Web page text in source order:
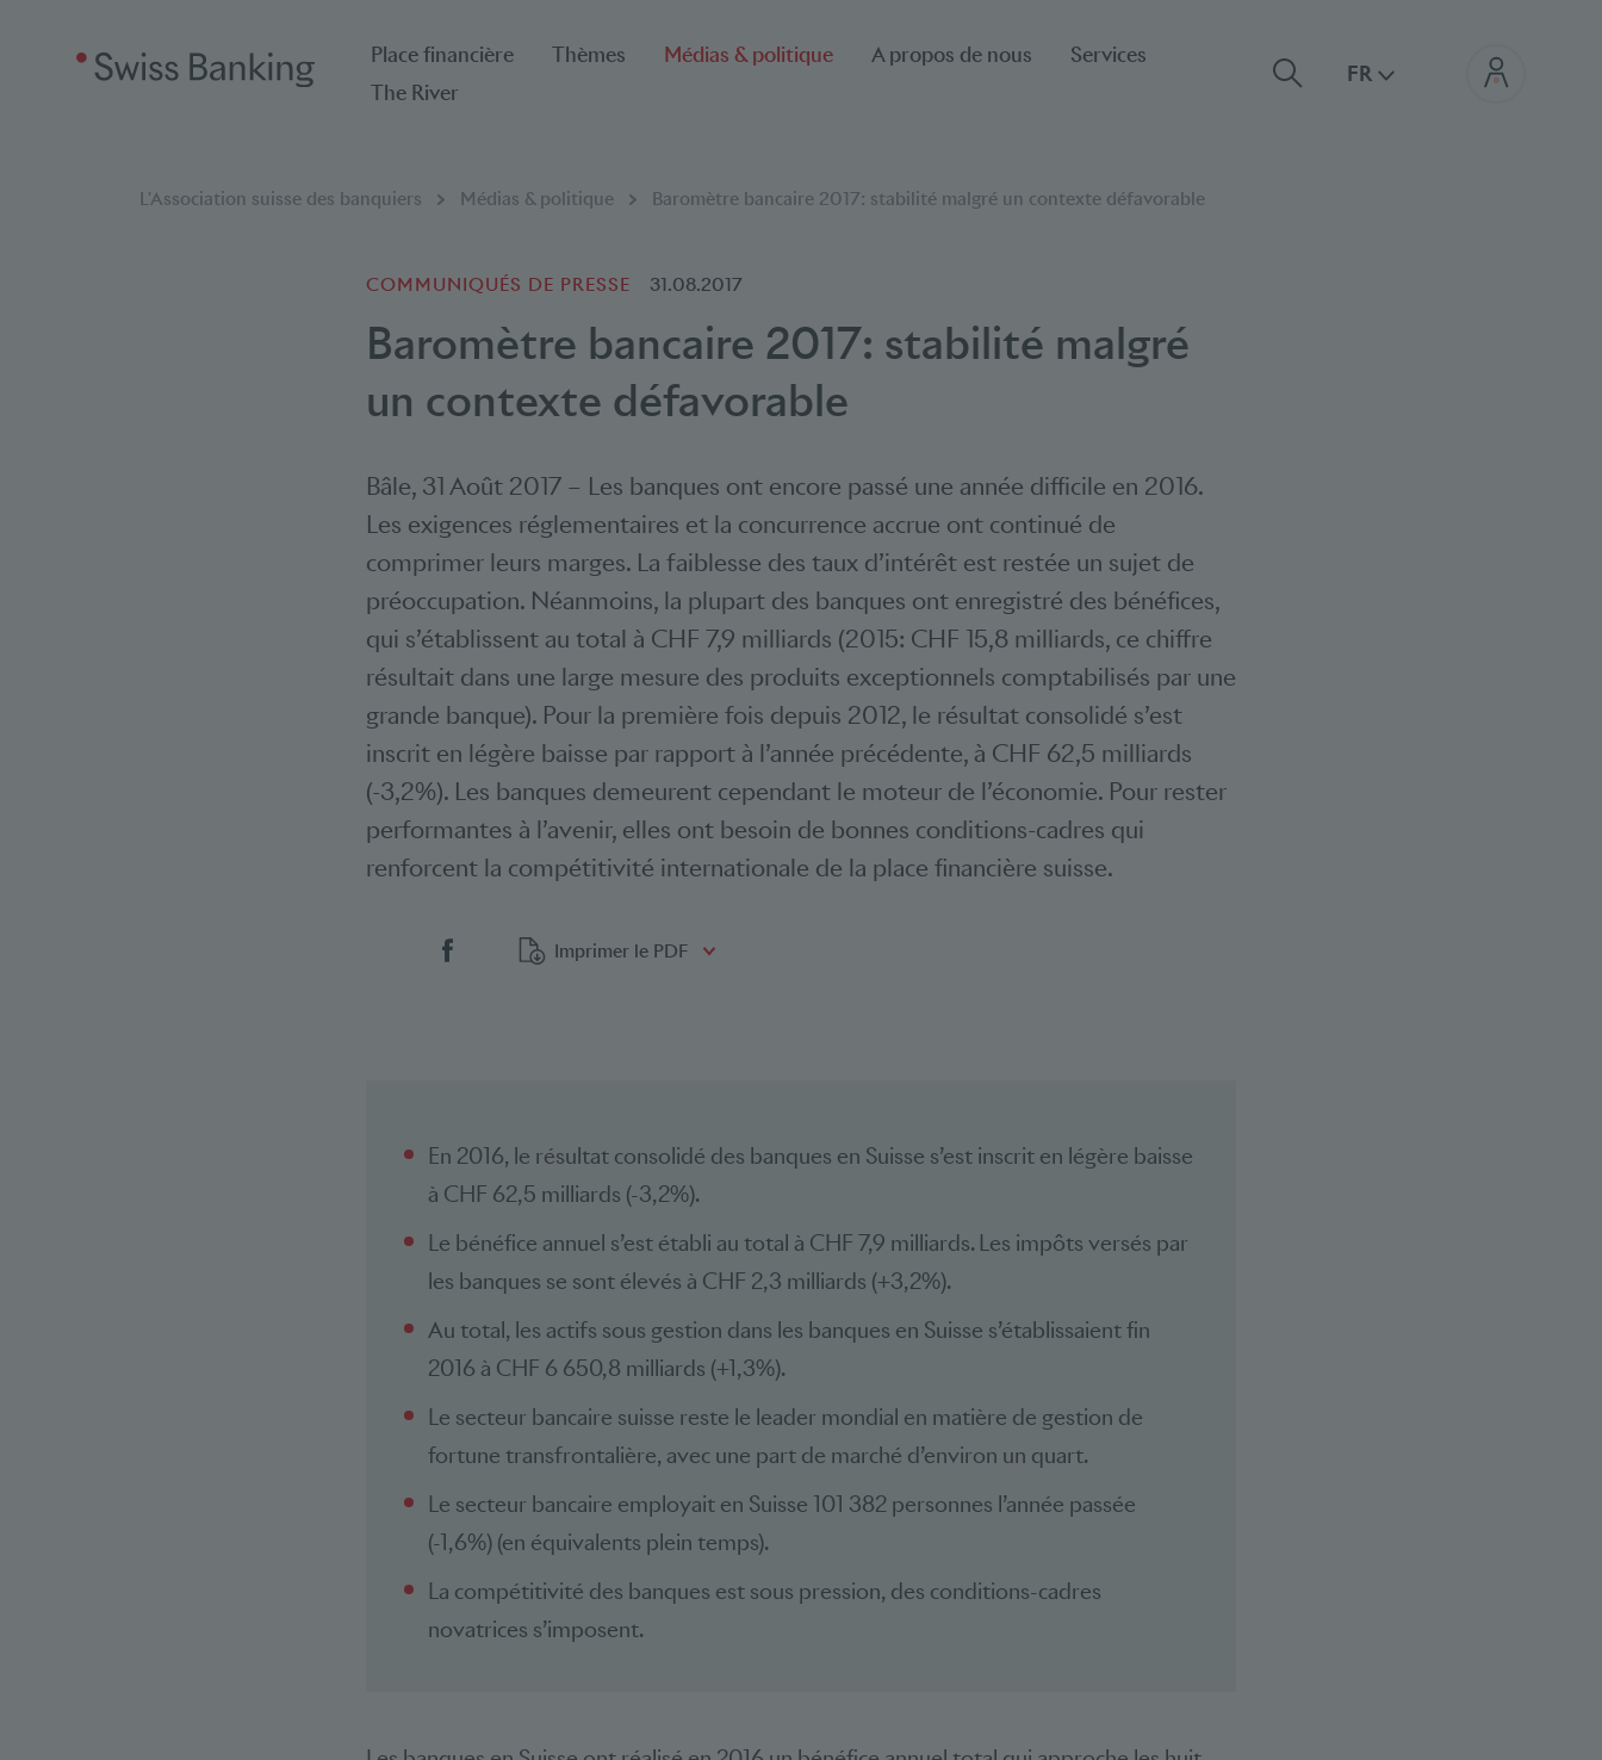
Place financière Thèmes Médias & politique A propos de nous
Services
The River
FR
Breadcrumb
Vous êtes ici:
L'Association suisse des banquiers Médias & politique Baromètre bancaire 2017: stabilité malgré un contexte défavorable
COMMUNIQUÉS DE PRESSE 31.08.2017
Baromètre bancaire 2017: stabilité malgré
un contexte défavorable
Bâle, 31 Août 2017 – Les banques ont encore passé une année difficile en 2016.
Les exigences réglementaires et la concurrence accrue ont continué de
comprimer leurs marges. La faiblesse des taux d’intérêt est restée un sujet de
préoccupation. Néanmoins, la plupart des banques ont enregistré des bénéfices,
qui s’établissent au total à CHF 7,9 milliards (2015: CHF 15,8 milliards, ce chiffre
résultait dans une large mesure des produits exceptionnels comptabilisés par une
grande banque). Pour la première fois depuis 2012, le résultat consolidé s’est
inscrit en légère baisse par rapport à l’année précédente, à CHF 62,5 milliards
(-3,2%). Les banques demeurent cependant le moteur de l’économie. Pour rester
performantes à l’avenir, elles ont besoin de bonnes conditions-cadres qui
renforcent la compétitivité internationale de la place financière suisse.
Social Bookmarks
Imprimer le PDF
En 2016, le résultat consolidé des banques en Suisse s’est inscrit en légère baisse
à CHF 62,5 milliards (-3,2%).
Le bénéfice annuel s’est établi au total à CHF 7,9 milliards. Les impôts versés par
les banques se sont élevés à CHF 2,3 milliards (+3,2%).
Au total, les actifs sous gestion dans les banques en Suisse s’établissaient fin
2016 à CHF 6 650,8 milliards (+1,3%).
Le secteur bancaire suisse reste le leader mondial en matière de gestion de
fortune transfrontalière, avec une part de marché d’environ un quart.
Le secteur bancaire employait en Suisse 101 382 personnes l’année passée
(-1,6%) (en équivalents plein temps).
La compétitivité des banques est sous pression, des conditions-cadres
novatrices s’imposent.